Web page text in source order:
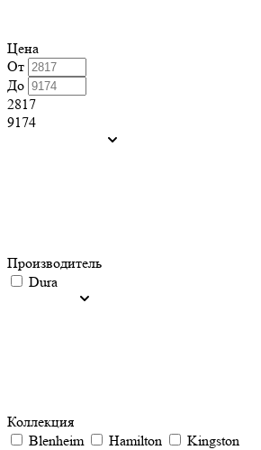
Цена
От
До
2817
9174
Производитель
Dura
Коллекция
Blenheim
Hamilton
Kingston